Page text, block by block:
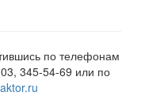
по телефонам
345-54-69 или по